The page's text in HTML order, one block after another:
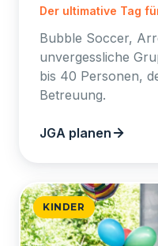
Der ultimative Tag
Bubble Soccer,
unvergessliche
bis 40 Personen,
Betreuung.
JGA planen
KINDER